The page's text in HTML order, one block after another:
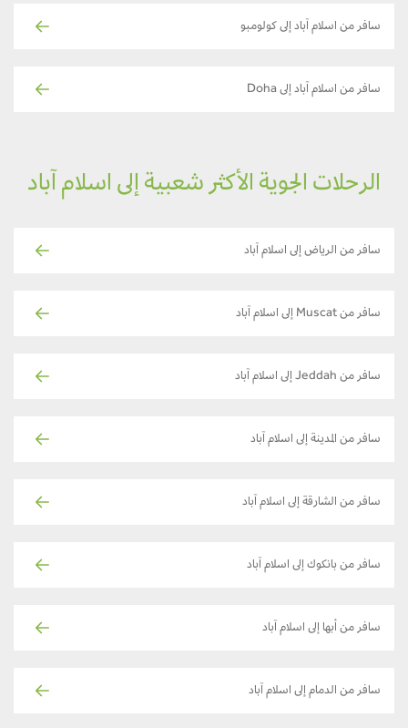
سافر من اسلام آباد إلى كولومبو
سافر من اسلام آباد إلى Doha
الرحلات الجوية الأكثر شعبية إلى اسلام آباد
سافر من الرياض إلى اسلام آباد
سافر من Muscat إلى اسلام آباد
سافر من Jeddah إلى اسلام آباد
سافر من المدينة إلى اسلام آباد
سافر من الشارقة إلى اسلام آباد
سافر من بانكوك إلى اسلام آباد
سافر من أبها إلى اسلام آباد
سافر من الدمام إلى اسلام آباد